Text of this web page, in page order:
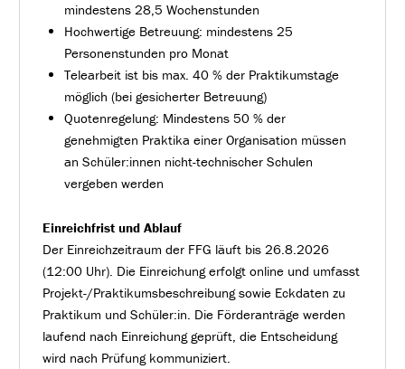
mindestens 28,5 Wochenstunden
Hochwertige Betreuung: mindestens 25
Personenstunden pro Monat
Telearbeit ist bis max. 40 % der Praktikumstage
möglich (bei gesicherter Betreuung)
Quotenregelung: Mindestens 50 % der
genehmigten Praktika einer Organisation müssen
an Schüler:innen nicht-technischer Schulen
vergeben werden
Einreichfrist und Ablauf
Der Einreichzeitraum der FFG läuft bis 26.8.2026
(12:00 Uhr). Die Einreichung erfolgt online und umfasst
Projekt-/Praktikumsbeschreibung sowie Eckdaten zu
Praktikum und Schüler:in. Die Förderanträge werden
laufend nach Einreichung geprüft, die Entscheidung
wird nach Prüfung kommuniziert.